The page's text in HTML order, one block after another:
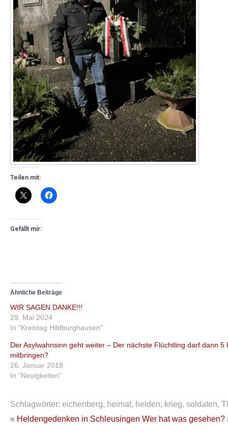
Teilen mit:
Gefällt mir:
Ähnliche Beiträge
WIR SAGEN DANKE!!!
29. Mai 2024
In "Kreistag Hildburghausen"
Der Asylwahnsinn geht weiter – Der nächste Flüchtling darf dann 5
mitbringen?
26. Januar 2018
In "Neuigkeiten"
Schlagwörter: eichenberg, heimat, helden, krieg, soldaten,
« Heldengedenken in Schleusingen Wer hat was gesehen?